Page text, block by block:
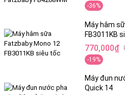
gốc
là:
hiện
tại
là:
798,000₫.
-36%
Máy hâm
FB3011KB
Giá
gốc
là:
945,000₫.
770,000₫
Giá
hiện
tại
là:
-19%
Máy đun
Quick 14